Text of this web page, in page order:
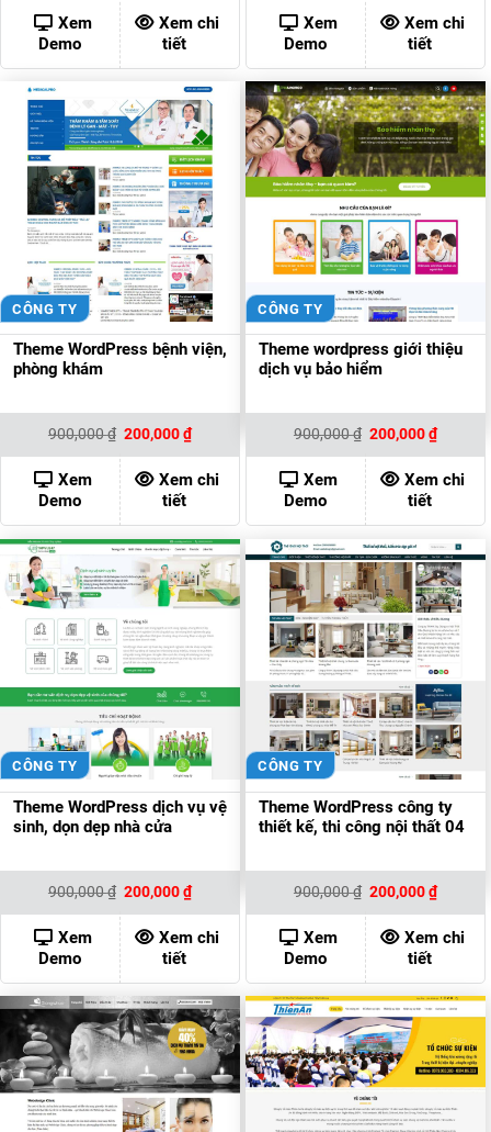
900,000 ₫.là:
200,000 ₫.
Xem
Demo
Xem chi
tiết
900,000 ₫.là:
Xem
Demo
Xem chi
tiết
CÔNG TY
Theme WordPress bệnh viện,
phòng khám
900,000₫ Giá
là:
900,000 ₫.
200,000₫Giá
hiện
tại
là:
200,000 ₫.
Xem
Demo
Xem chi
tiết
CÔNG TY
Theme wordpress giới thiệu
dịch vụ bảo hiểm
900,000₫ Giá
là:
900,000 ₫.
200,000₫Giá
hiện
tại
là:
Xem
Demo
Xem chi
tiết
CÔNG TY
Theme WordPress dịch vụ vệ
sinh, dọn dẹp nhà cửa
900,000₫ Giá
là:
900,000 ₫.
200,000₫Giá
hiện
tại
là:
200,000 ₫.
Xem
Demo
Xem chi
tiết
CÔNG TY
Theme WordPress công ty
thiết kế, thi công nội thất 04
900,000₫ Giá
là:
900,000 ₫.
200,000₫Giá
hiện
tại
là:
Xem
Demo
Xem chi
tiết